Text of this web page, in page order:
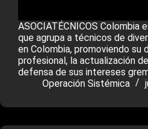
ASOCIATÉCNICOS Colombia
que agrupa a técnicos de
en Colombia, promoviendo su
profesional, la actualización
defensa de sus intereses
Operación Sistémica